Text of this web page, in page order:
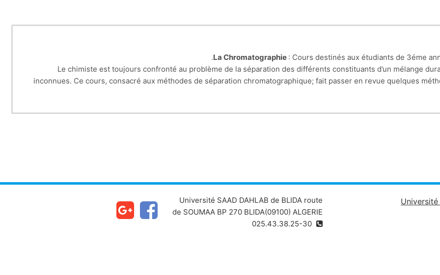
: Cours destinés aux étudiants de 3éme
e chimiste est toujours confronté au problème de la séparation des différents constituants d’un mélange
inconnues. Ce cours, consacré aux méthodes de séparation chromatographique; fait passer en revue quelques
grandissante des méthodes
étudiants en master
chapitre II portant sur la
(colonne, CCM, CP), nousaborderons le chapitre III, ce
Le chapitre IV et le chapitre V qui décriront respectivement la chromatographie en phase
gazeuse et la
notions sur l’électrophorèse
Université
Université SAAD DAHLAB de BLIDA route
de SOUMAA BP 270 BLIDA(09100) ALGERIE